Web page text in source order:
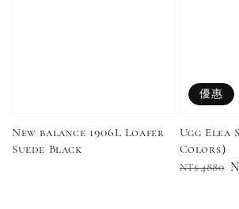
New balance 1906L Loafer
Suede Black
優惠
Ugg Elea
Colors）
Regular
NT$ 4880